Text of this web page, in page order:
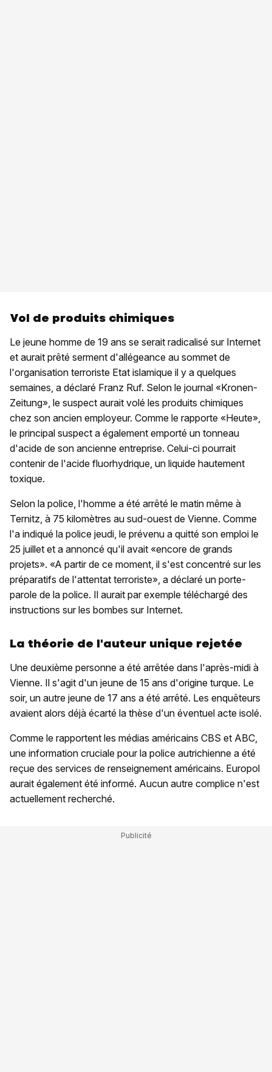
Vol de produits chimiques
Le jeune homme de 19 ans se serait radicalisé sur Internet
et aurait prêté serment d'allégeance au sommet de
l'organisation terroriste Etat islamique il y a quelques
semaines, a déclaré Franz Ruf. Selon le journal «Kronen-
Zeitung», le suspect aurait volé les produits chimiques
chez son ancien employeur. Comme le rapporte «Heute»,
le principal suspect a également emporté un tonneau
d'acide de son ancienne entreprise. Celui-ci pourrait
contenir de l'acide fluorhydrique, un liquide hautement
toxique.
Selon la police, l'homme a été arrêté le matin même à
Ternitz, à 75 kilomètres au sud-ouest de Vienne. Comme
l'a indiqué la police jeudi, le prévenu a quitté son emploi le
25 juillet et a annoncé qu'il avait «encore de grands
projets». «A partir de ce moment, il s'est concentré sur les
préparatifs de l'attentat terroriste», a déclaré un porte-
parole de la police. Il aurait par exemple téléchargé des
instructions sur les bombes sur Internet.
La théorie de l'auteur unique rejetée
Une deuxième personne a été arrêtée dans l'après-midi à
Vienne. Il s'agit d'un jeune de 15 ans d'origine turque. Le
soir, un autre jeune de 17 ans a été arrêté. Les enquêteurs
avaient alors déjà écarté la thèse d'un éventuel acte isolé.
Comme le rapportent les médias américains CBS et ABC,
une information cruciale pour la police autrichienne a été
reçue des services de renseignement américains. Europol
aurait également été informé. Aucun autre complice n'est
actuellement recherché.